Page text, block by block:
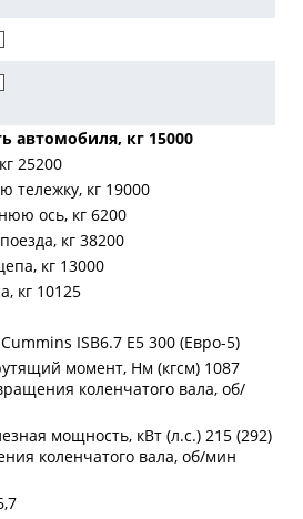
автомобиля, кг 15000
25200
тележку, кг 19000
ось, кг 6200
кг 38200
кг 13000
кг 10125
ISB6.7 E5 300 (Евро-5)
момент, Нм (кгсм) 1087
коленчатого вала, об/
мощность, кВт (л.с.) 215 (292)
коленчатого вала, об/мин